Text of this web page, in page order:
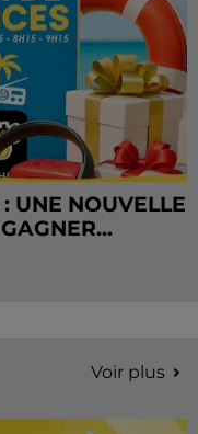
UNE NOUVELLE
Voir plus